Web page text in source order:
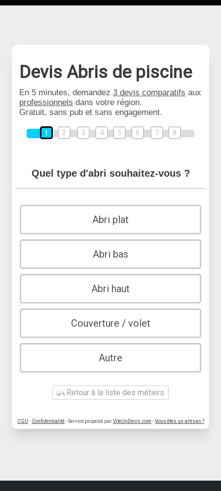
Devis Abris de piscine
En 5 minutes, demandez 3 devis comparatifs aux
professionnels dans votre région.
Gratuit, sans pub et sans engagement.
1 2 3 4 5 6 7 8
Quel type d'abri souhaitez-vous ?
Abri plat
Abri bas
Abri haut
Couverture / volet
Autre
Retour à la liste des métiers
CGU - Confidentialité- Service proposé parViteUnDevis.com -Vous êtes un artisan ?